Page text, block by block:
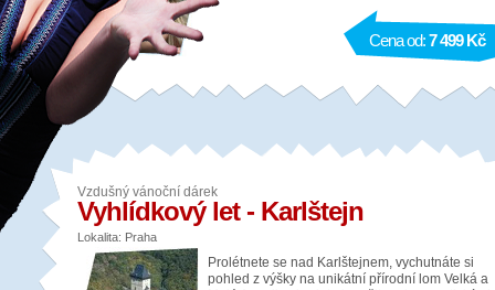
Cena od:7 499 Kč
Vzdušný vánoční dárek
Vyhlídkový let - Karlštejn
Lokalita: Praha
Prolétnete se nad Karlštejnem, vychutnáte si
pohled z výšky na unikátní přírodní lom Velká a